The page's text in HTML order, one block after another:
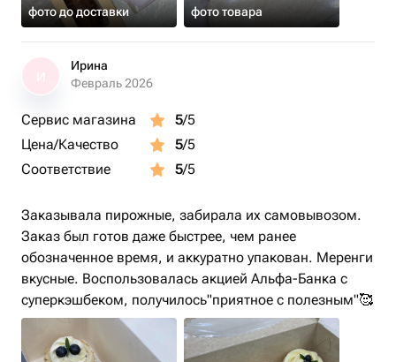
фото до доставки фото товара
Ирина
Февраль 2026
Сервис магазина 5/5
Цена/Качество
5/5
Соответствие
5/5
Заказывала пирожные, забирала их самовывозом.
Заказ был готов даже быстрее, чем ранее
обозначенное время, и аккуратно упакован. Меренги
вкусные. Воспользовалась акцией Альфа-Банка с
суперкэшбеком, получилось"приятное с полезным"🥰